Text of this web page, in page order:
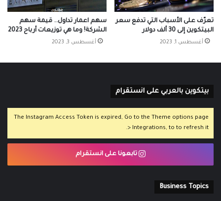
سهم اعمار تداول.. قيمة سهم
الشركة! وما هي توزيعات أرباح 2023
أغسطس 3, 2023
تعرّف على الأسباب التي تدفع سعر
البيتكوين إلى 30 ألف دولار
أغسطس 1, 2023
بيتكوين بالعربي على انستقرام
The Instagram Access Token is expired, Go to the Theme options page
> Integrations, to to refresh it.
تابعونا على انستقرام
Business Topics